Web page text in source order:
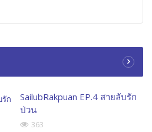
SailubRakpuan EP.4 สายลับรัก
ป่วน
363